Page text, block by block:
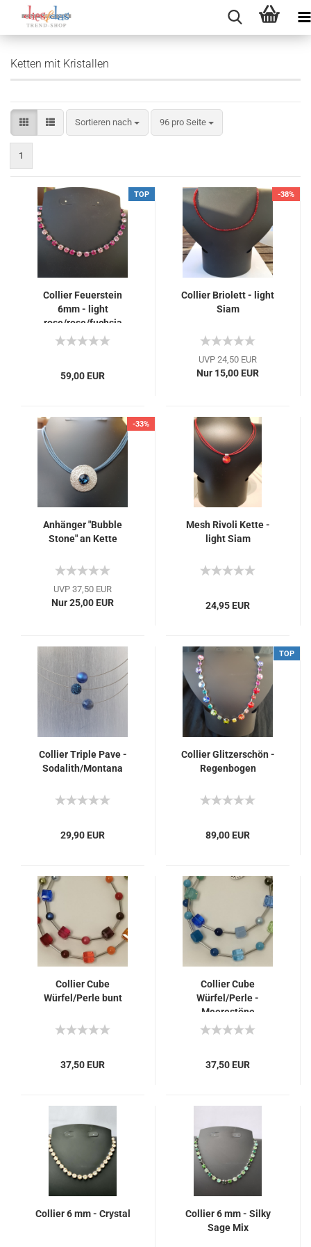
Ketten mit Kristallen
Sortieren nach
Sortieren nach 96 pro Seite
pro Seite
1
TOP
Collier Feuerstein
6mm - light
rose/rose/fuchsia
59,00 EUR
-38%
Collier Briolett - light
Siam
UVP 24,50 EUR
Nur 15,00 EUR
-33%
Anhänger "Bubble
Stone" an Kette
UVP 37,50 EUR
Nur 25,00 EUR
Mesh Rivoli Kette -
light Siam
24,95 EUR
Collier Triple Pave -
Sodalith/Montana
29,90 EUR
TOP
Collier Glitzerschön -
Regenbogen
89,00 EUR
Collier Cube
Würfel/Perle bunt
37,50 EUR
Collier Cube
Würfel/Perle -
Meerestöne
37,50 EUR
Collier 6 mm - Crystal
Collier 6 mm - Silky
Sage Mix